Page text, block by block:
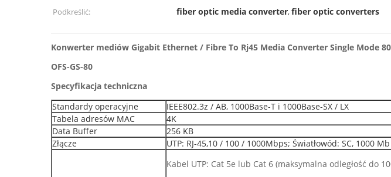
Podkreślić:
fiber optic media converter,fiber optic converters
Konwerter mediów Gigabit Ethernet / Fibre To Rj45 Media Converter Single Mode
OFS-GS-80
Specyfikacja techniczna
Standardy operacyjne
IEEE802.3z / AB, 1000Base-T i 1000Base-SX / LX
Tabela adresów MAC
4K
Data Buffer
256 KB
Złącze
UTP: RJ-45,10 / 100 / 1000Mbps; Światłowód: SC, 1000
Kabel UTP: Cat 5e lub Cat 6 (maksymalna odległość do